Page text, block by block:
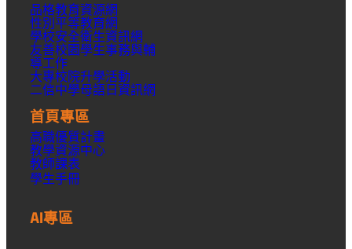
品格教育資源網
性別平等教育網
學校安全衛生資訊網
友善校園學生事務與輔
導工作
大專校院升學活動
二信中學母語日資訊網
首頁專區
高職優質計畫
教學資源中心
教師課表
學生手冊
AI專區